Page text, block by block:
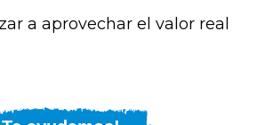
a aprovechar el valor real